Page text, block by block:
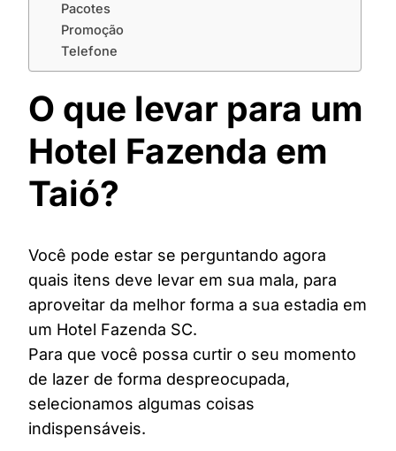
Pacotes
Promoção
Telefone
O que levar para um
Hotel Fazenda em
Taió?
Você pode estar se perguntando agora
quais itens deve levar em sua mala, para
aproveitar da melhor forma a sua estadia em
um Hotel Fazenda SC.
Para que você possa curtir o seu momento
de lazer de forma despreocupada,
selecionamos algumas coisas
indispensáveis.